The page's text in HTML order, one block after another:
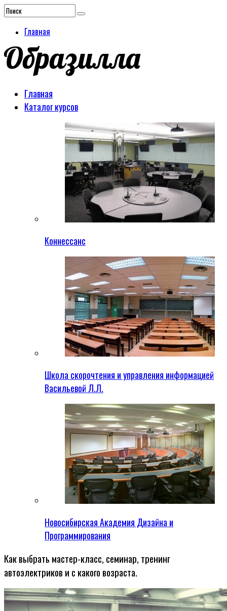
Главная
Главная
Каталог курсов
Коннессанс
Школа скорочтения и управления информацией
Васильевой Л.Л.
Новосибирская Академия Дизайна и
Программирования
Как выбрать мастер-класс, семинар, тренинг
автоэлектриков и с какого возраста.